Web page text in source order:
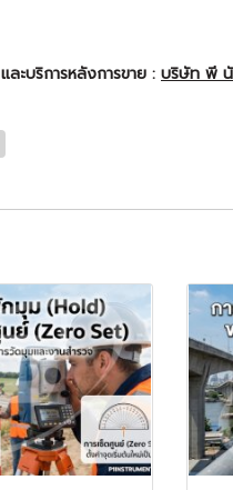
และบริการหลังการขาย : บริษัท พี นั